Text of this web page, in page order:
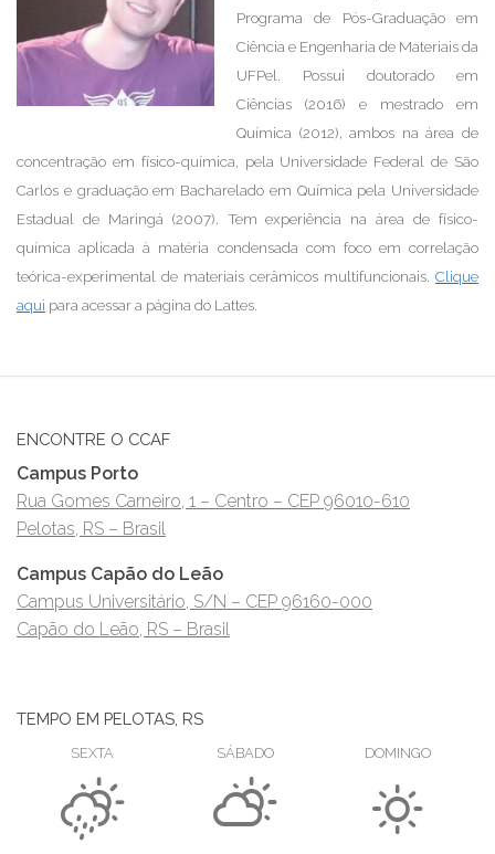
Programa de Pós-Graduação em
Ciência e Engenharia de Materiais da
UFPel. Possui doutorado em
Ciências (2016) e mestrado em
Química (2012), ambos na área de
concentração em físico-química, pela Universidade Federal de São
Carlos e graduação em Bacharelado em Química pela Universidade
Estadual de Maringá (2007). Tem experiência na área de físico-
química aplicada à matéria condensada com foco em correlação
teórica-experimental de materiais cerâmicos multifuncionais. Clique
aqui para acessar a página do Lattes.
ENCONTRE O CCAF
Campus Porto
Rua Gomes Carneiro, 1 – Centro – CEP 96010-610
Pelotas, RS – Brasil
Campus Capão do Leão
Campus Universitário, S/N – CEP 96160-000
Capão do Leão, RS – Brasil
TEMPO EM PELOTAS, RS
SEXTA SÁBADO DOMINGO